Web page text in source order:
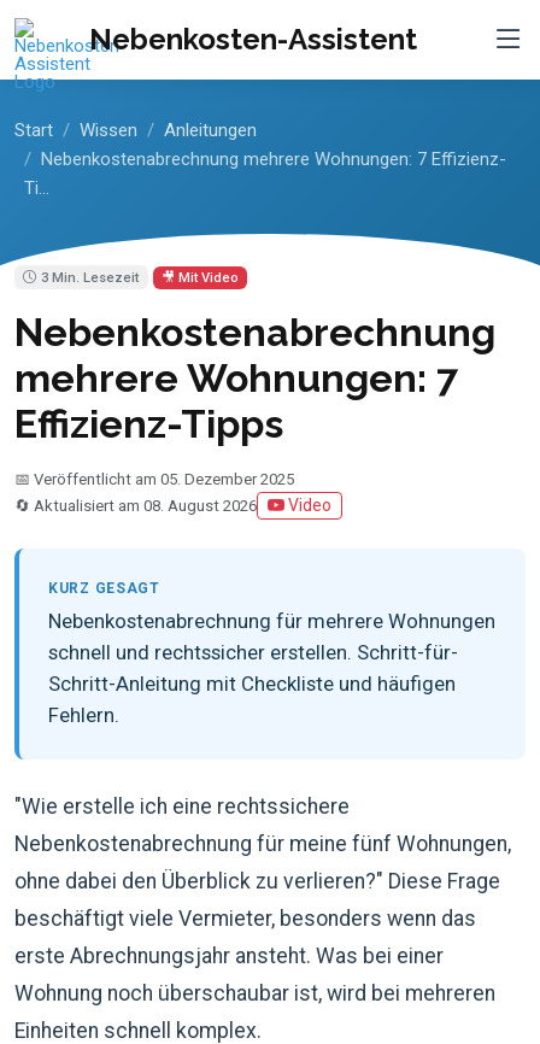
Nebenkosten-Assistent
Start Wissen
Anleitungen
Nebenkostenabrechnung mehrere Wohnungen: 7 Effizienz-
Ti...
3 Min. Lesezeit 🎥 Mit Video
Nebenkostenabrechnung
mehrere Wohnungen: 7
Effizienz-Tipps
📅 Veröffentlicht am 05. Dezember 2025
🔄 Aktualisiert am 08. August 2026
Video
KURZ GESAGT
Nebenkostenabrechnung für mehrere Wohnungen
schnell und rechtssicher erstellen. Schritt-für-
Schritt-Anleitung mit Checkliste und häufigen
Fehlern.
"Wie erstelle ich eine rechtssichere
Nebenkostenabrechnung für meine fünf Wohnungen,
ohne dabei den Überblick zu verlieren?" Diese Frage
beschäftigt viele Vermieter, besonders wenn das
erste Abrechnungsjahr ansteht. Was bei einer
Wohnung noch überschaubar ist, wird bei mehreren
Einheiten schnell komplex.